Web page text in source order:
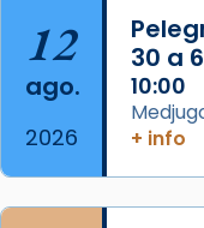
Foto
View on Facebook ·
12
ago.
2026
30 a
10:00
+ info